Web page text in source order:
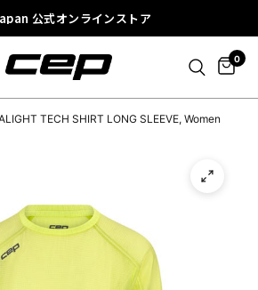
公式オンラインストア
0
TECH SHIRT LONG SLEEVE, Women